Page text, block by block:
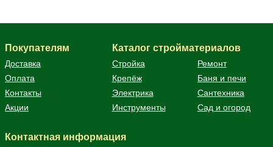
Покупателям
Доставка
Оплата
Контакты
Акции
Каталог стройматериалов
Стройка
Ремонт
Крепёж
Баня и печи
Электрика
Сантехника
Инструменты
Сад и огород
Контактная информация